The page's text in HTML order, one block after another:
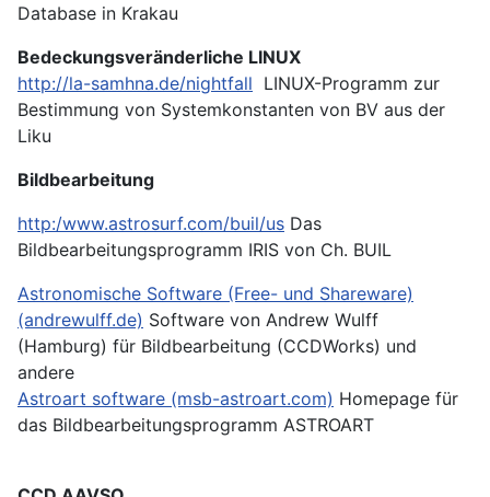
Database in Krakau
Bedeckungsveränderliche LINUX
http://la-samhna.de/nightfall LINUX-Programm zur
Bestimmung von Systemkonstanten von BV aus der
Liku
Bildbearbeitung
http:/www.astrosurf.com/buil/us Das
Bildbearbeitungsprogramm IRIS von Ch. BUIL
Astronomische Software (Free- und Shareware)
(andrewulff.de) Software von Andrew Wulff
(Hamburg) für Bildbearbeitung (CCDWorks) und
andere
Astroart software (msb-astroart.com) Homepage für
das Bildbearbeitungsprogramm ASTROART